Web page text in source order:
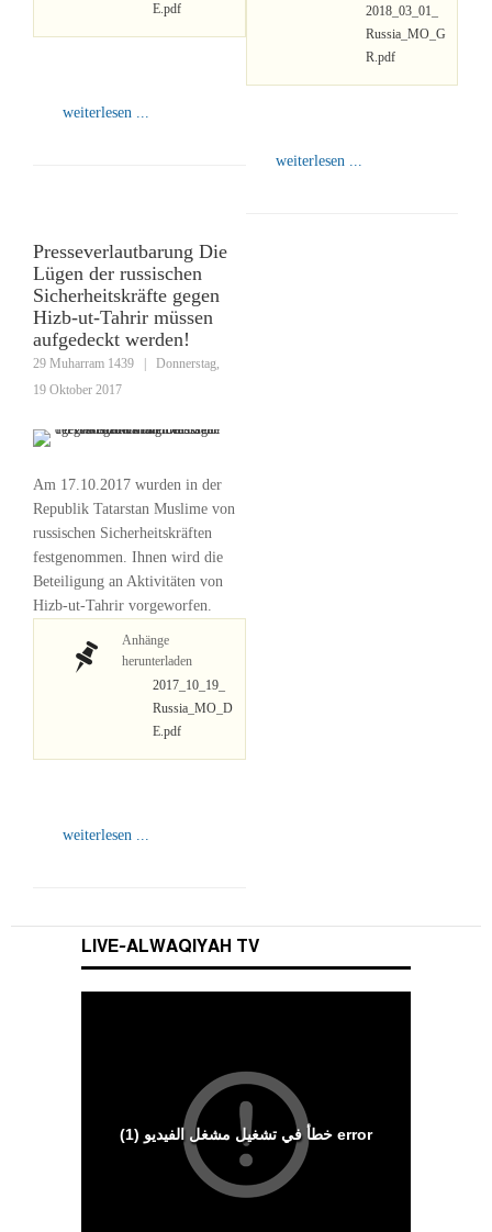
E.pdf
weiterlesen ...
2018_03_01_
Russia_MO_G
R.pdf
weiterlesen ...
Presseverlautbarung Die
Lügen der russischen
Sicherheitskräfte gegen
Hizb-ut-Tahrir müssen
aufgedeckt werden!
29 Muharram 1439
Donnerstag,
19 Oktober 2017
Am 17.10.2017 wurden in der
Republik Tatarstan Muslime von
russischen Sicherheitskräften
festgenommen. Ihnen wird die
Beteiligung an Aktivitäten von
Hizb-ut-Tahrir vorgeworfen.
Anhänge
herunterladen
2017_10_19_
Russia_MO_D
E.pdf
weiterlesen ...
LIVE-ALWAQIYAH TV